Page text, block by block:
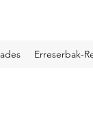
Erreserbak-